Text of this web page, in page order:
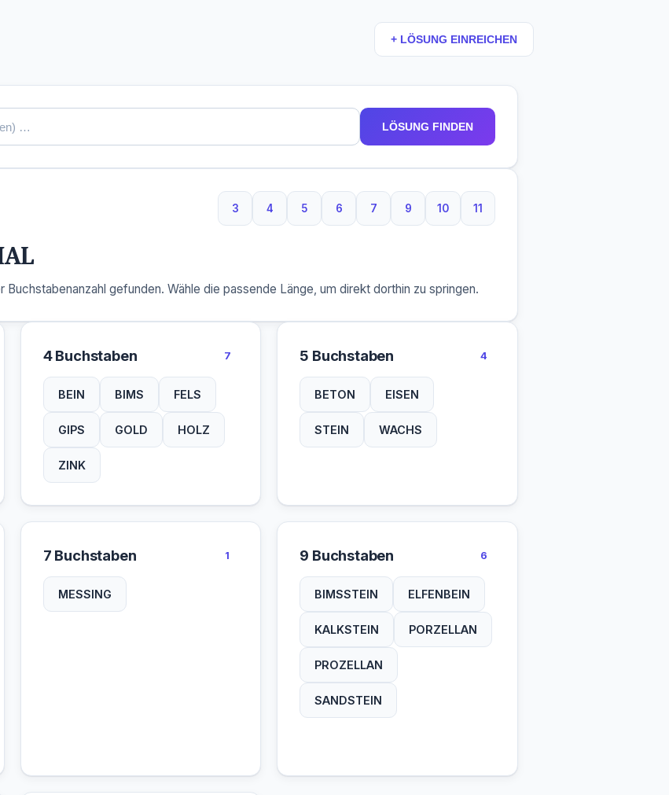
+ LÖSUNG EINREICHEN
LÖSUNG FINDEN
3
3 Buchstaben
4
4 Buchstaben
5
5 Buchstaben
6
6 Buchstaben
7
7 Buchstaben
9
9 Buchstaben
10
10 Buchstaben
11
11 Buchstaben
gefunden. Wähle die passende Länge, um direkt dorthin zu springen.
4 Buchstaben 7
BEIN BIMS FELS
GIPS GOLD HOLZ
ZINK
5 Buchstaben 4
BETON EISEN
STEIN WACHS
7 Buchstaben 1
MESSING
9 Buchstaben 6
BIMSSTEIN ELFENBEIN
KALKSTEIN PORZELLAN
PROZELLAN
SANDSTEIN